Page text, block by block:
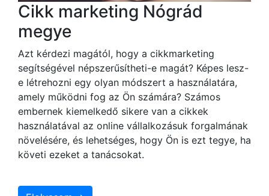
Cikk marketing Nógrád
megye
Azt kérdezi magától, hogy a cikkmarketing
segítségével népszerűsítheti-e magát? Képes lesz-
e létrehozni egy olyan módszert a használatára,
amely működni fog az Ön számára? Számos
embernek kiemelkedő sikere van a cikkek
használatával az online vállalkozásuk forgalmának
növelésére, és lehetséges, hogy Ön is ezt tegye, ha
követi ezeket a tanácsokat.